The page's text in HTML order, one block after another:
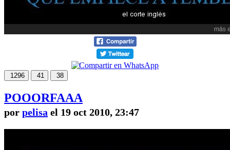
1296 41 38
POOORFAAA
por pelisa el 19 oct 2010, 23:47